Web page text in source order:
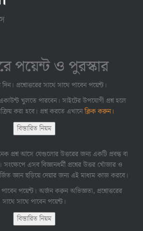
পয়েন্ট ও পুরস্কার
প্রশ্নোত্তরের সাথে সাথে পাবেন পয়েন্ট।
খুলতে পারবেন। সাইটের উপযোগী প্রশ্ন হলে
করা হবে। প্রশ্ন করতে এখানেক্লিক করুন।
বিস্তারিত নিয়ম
প্রশ্ন আসে যেগুলোর উত্তরের জন্য একটি প্রবন্ধ বা
এসব বিজ্ঞানধর্মী প্রশ্নের উত্তর খোঁজার ও
জ্ঞান ছড়িয়ে দেয়ার জন্য এই মাধ্যম কাজ করবে।
পাবেন পয়েন্ট। অর্জন করুন অভিজ্ঞতা, প্রশ্নোত্তরের
সাথে সাথে পাবেন পয়েন্ট।
বিস্তারিত নিয়ম